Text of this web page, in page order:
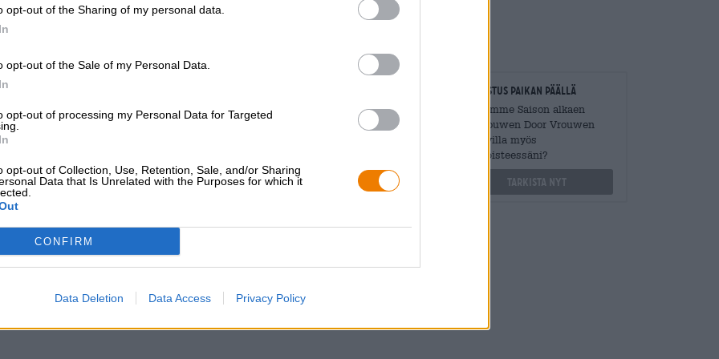
opt-out of the Sharing of my personal data.
opt-out of the Sale of my Personal Data.
opt-out of processing my Personal Data for Targeted
opt-out of Collection, Use, Retention, Sale, and/or Sharing
Data that Is Unrelated with the Purposes for which it
CONFIRM
Data Deletion Data Access Privacy Policy
Onko sinulla kysyttävää tästä
oluesta? Olemme täällä sinua
Du willst größere Mengen
günstiger einkaufen?
Tarkastus paikan päällä
On Pomme Saison alkaen
Gebrouwen Door Vrouwen
Saatavilla myös
toimipisteessäni?
Tarkista nyt